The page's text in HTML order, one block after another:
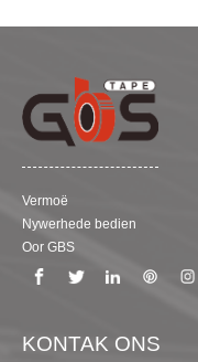
lens aangebring word
Vermoë
Nywerhede bedien
Oor GBS
KONTAK ONS